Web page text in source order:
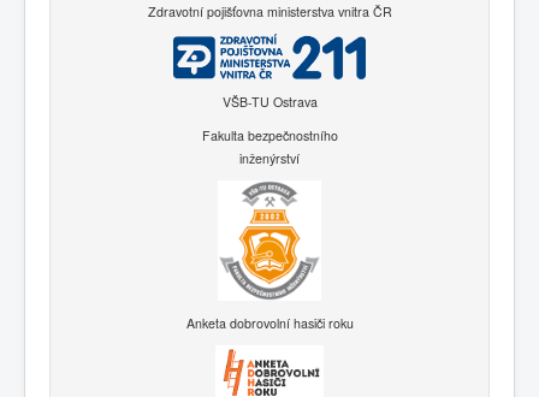
Zdravotní pojišťovna ministerstva vnitra ČR
VŠB-TU Ostrava
Fakulta bezpečnostního
inženýrství
Anketa dobrovolní hasiči roku